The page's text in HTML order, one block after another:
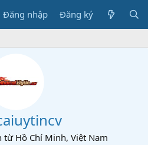
Đăng nhập Đăng ký
từ Hồ Chí Minh, Việt Nam